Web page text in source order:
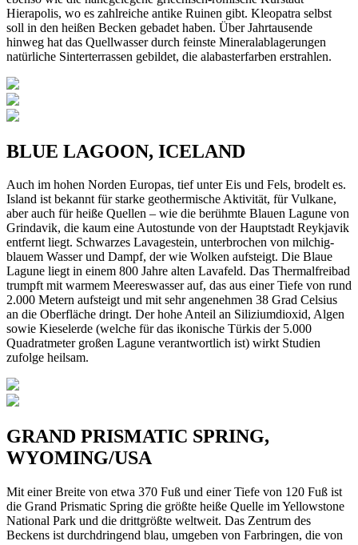
Hierapolis, wo es zahlreiche antike Ruinen gibt. Kleopatra selbst
soll in den heißen Becken gebadet haben. Über Jahrtausende
hinweg hat das Quellwasser durch feinste Mineralablagerungen
natürliche Sinterterrassen gebildet, die alabasterfarben erstrahlen.
BLUE LAGOON, ICELAND
Auch im hohen Norden Europas, tief unter Eis und Fels, brodelt es.
Island ist bekannt für starke geothermische Aktivität, für Vulkane,
aber auch für heiße Quellen – wie die berühmte Blauen Lagune von
Grindavik, die kaum eine Autostunde von der Hauptstadt Reykjavik
entfernt liegt. Schwarzes Lavagestein, unterbrochen von milchig-
blauem Wasser und Dampf, der wie Wolken aufsteigt. Die Blaue
Lagune liegt in einem 800 Jahre alten Lavafeld. Das Thermalfreibad
trumpft mit warmem Meereswasser auf, das aus einer Tiefe von rund
2.000 Metern aufsteigt und mit sehr angenehmen 38 Grad Celsius
an die Oberfläche dringt. Der hohe Anteil an Siliziumdioxid, Algen
sowie Kieselerde (welche für das ikonische Türkis der 5.000
Quadratmeter großen Lagune verantwortlich ist) wirkt Studien
zufolge heilsam.
GRAND PRISMATIC SPRING,
WYOMING/USA
Mit einer Breite von etwa 370 Fuß und einer Tiefe von 120 Fuß ist
die Grand Prismatic Spring die größte heiße Quelle im Yellowstone
National Park und die drittgrößte weltweit. Das Zentrum des
Beckens ist durchdringend blau, umgeben von Farbringen, die von